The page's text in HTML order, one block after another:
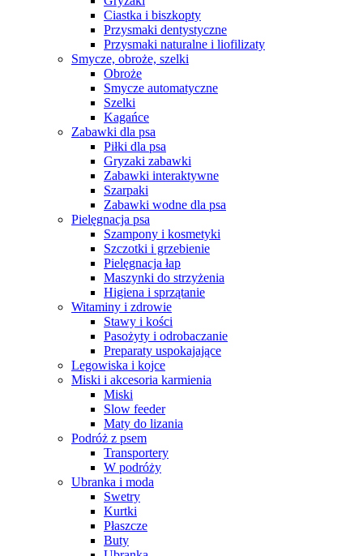
Ciastka i biszkopty
Przysmaki dentystyczne
Przysmaki naturalne i liofilizaty
Smycze, obroże, szelki
Obroże
Smycze automatyczne
Szelki
Kagańce
Zabawki dla psa
Piłki dla psa
Gryzaki zabawki
Zabawki interaktywne
Szarpaki
Zabawki wodne dla psa
Pielęgnacja psa
Szampony i kosmetyki
Szczotki i grzebienie
Pielęgnacja łap
Maszynki do strzyżenia
Higiena i sprzątanie
Witaminy i zdrowie
Stawy i kości
Pasożyty i odrobaczanie
Preparaty uspokajające
Legowiska i kojce
Miski i akcesoria karmienia
Miski
Slow feeder
Maty do lizania
Podróż z psem
Transportery
W podróży
Ubranka i moda
Swetry
Kurtki
Płaszcze
Buty